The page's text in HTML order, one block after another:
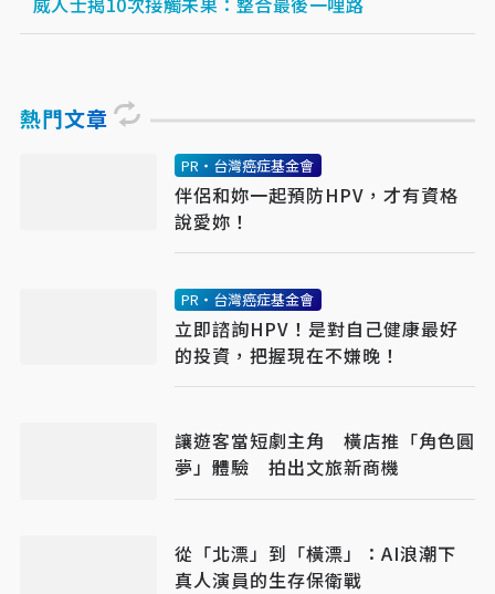
熱門文章
PR・台灣癌症基金會
伴侶和妳一起預防HPV，才有資格
說愛妳！
PR・台灣癌症基金會
立即諮詢HPV！是對自己健康最好
的投資，把握現在不嫌晚！
讓遊客當短劇主角 橫店推「角色圓
夢」體驗 拍出文旅新商機
從「北漂」到「橫漂」：AI浪潮下
真人演員的生存保衛戰